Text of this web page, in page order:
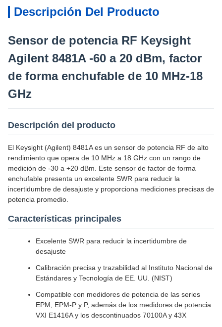
Descripción Del Producto
Sensor de potencia RF Keysight
Agilent 8481A -60 a 20 dBm, factor
de forma enchufable de 10 MHz-18
GHz
Descripción del producto
El Keysight (Agilent) 8481A es un sensor de potencia RF de alto
rendimiento que opera de 10 MHz a 18 GHz con un rango de
medición de -30 a +20 dBm. Este sensor de factor de forma
enchufable presenta un excelente SWR para reducir la
incertidumbre de desajuste y proporciona mediciones precisas de
potencia promedio.
Características principales
Excelente SWR para reducir la incertidumbre de
desajuste
Calibración precisa y trazabilidad al Instituto Nacional de
Estándares y Tecnología de EE. UU. (NIST)
Compatible con medidores de potencia de las series
EPM, EPM-P y P, además de los medidores de potencia
VXI E1416A y los descontinuados 70100A y 43X